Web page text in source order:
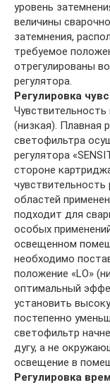
уровень
величины
затемнения,
требуемое
отрегулированы
регулятора.
Регулировка
(низкая). Плавная
светофильтра
регулятора
стороне
областей
подходит для
особых
освещенном
необходимо
положение «LO»
оптимальный
установить
постепенно
светофильтр
дугу, а не
освещение в
Регулировка